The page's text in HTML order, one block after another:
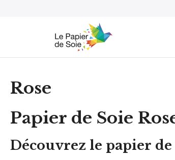
Rose
Papier de Soie
Découvrez le papier de